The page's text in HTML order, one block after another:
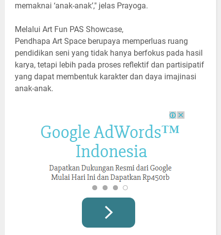
memaknai ‘anak-anak’," jelas Prayoga.
Melalui Art Fun PAS Showcase,
Pendhapa Art Space berupaya memperluas ruang
pendidikan seni yang tidak hanya berfokus pada hasil
karya, tetapi lebih pada proses reflektif dan partisipatif
yang dapat membentuk karakter dan daya imajinasi
anak-anak.